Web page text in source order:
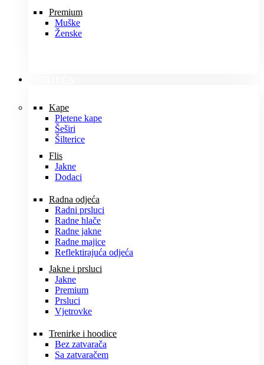
Premium
Muške
Ženske
Kape
Pletene kape
Šeširi
Šilterice
Flis
Jakne
Dodaci
Radna odjeća
Radni prsluci
Radne hlače
Radne jakne
Radne majice
Reflektirajuća odjeća
Jakne i prsluci
Jakne
Premium
Prsluci
Vjetrovke
Trenirke i hoodice
Bez zatvarača
Sa zatvaračem